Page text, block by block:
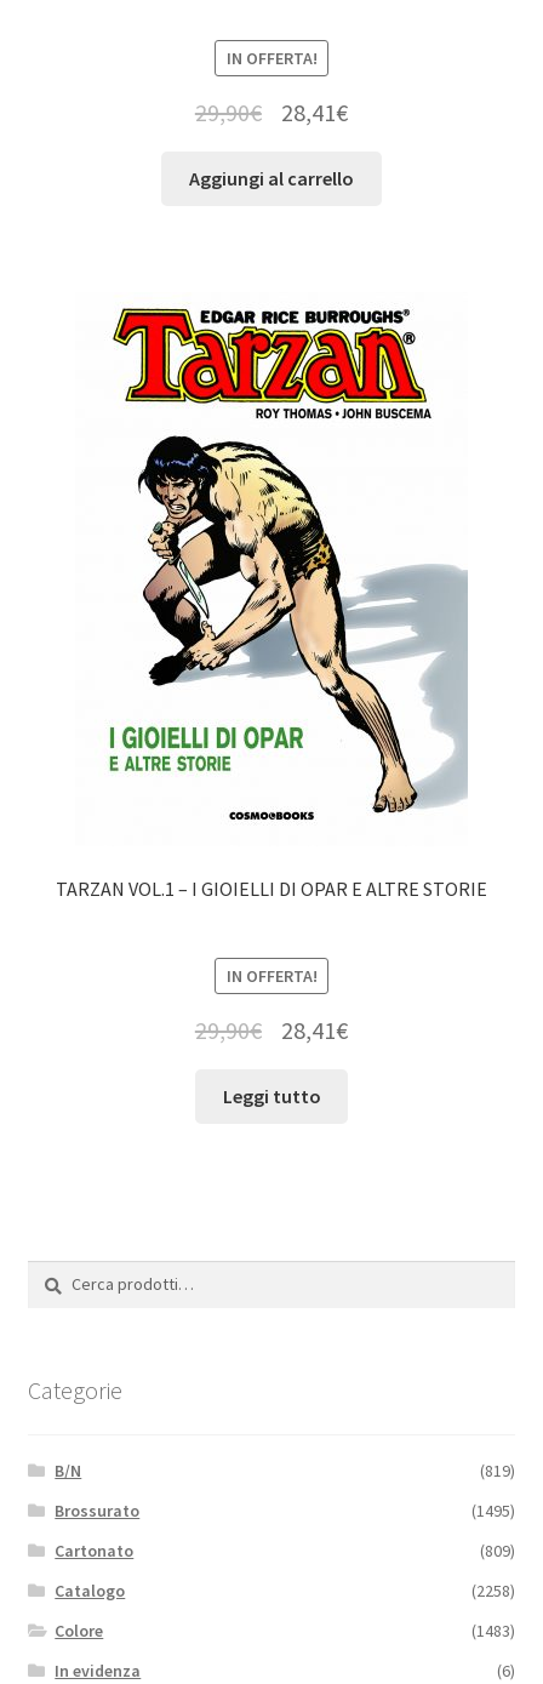
IN OFFERTA!
29,90€ 28,41€
Aggiungi al carrello
TARZAN VOL.1 – I GIOIELLI DI OPAR E ALTRE STORIE
IN OFFERTA!
29,90€ 28,41€
Leggi tutto
Cerca:
Cerca
Categorie
B/N
(819)
Brossurato
(1495)
Cartonato
(809)
Catalogo
(2258)
Colore
(1483)
In evidenza
(6)